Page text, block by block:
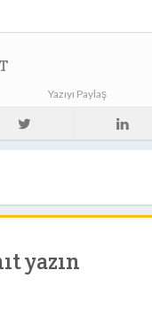
Yazıyı Paylaş
yazın